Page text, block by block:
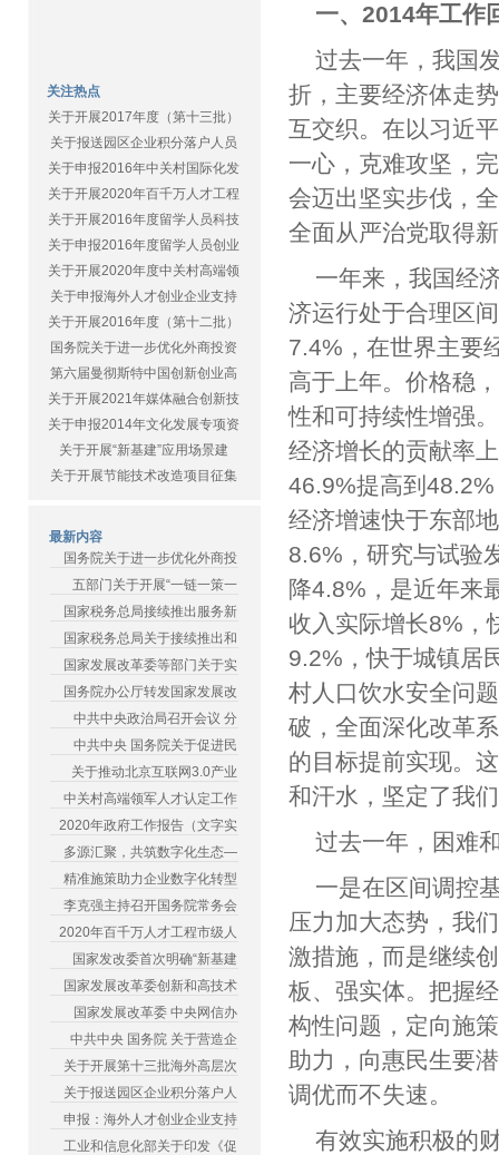
关注热点
关于开展2017年度（第十三批）
关于报送园区企业积分落户人员
关于申报2016年中关村国际化发
关于开展2020年百千万人才工程
关于开展2016年度留学人员科技
关于申报2016年度留学人员创业
关于开展2020年度中关村高端领
关于申报海外人才创业企业支持
关于开展2016年度（第十二批）
国务院关于进一步优化外商投资
第六届曼彻斯特中国创新创业高
关于开展2021年媒体融合创新技
关于申报2014年文化发展专项资
关于开展“新基建”应用场景建
关于开展节能技术改造项目征集
最新内容
国务院关于进一步优化外商投
五部门关于开展“一链一策一
国家税务总局接续推出服务新
国家税务总局关于接续推出和
国家发展改革委等部门关于实
国务院办公厅转发国家发展改
中共中央政治局召开会议 分
中共中央 国务院关于促进民
关于推动北京互联网3.0产业
中关村高端领军人才认定工作
2020年政府工作报告（文字实
多源汇聚，共筑数字化生态—
精准施策助力企业数字化转型
李克强主持召开国务院常务会
2020年百千万人才工程市级人
国家发改委首次明确“新基建
国家发展改革委创新和高技术
国家发展改革委 中央网信办
中共中央 国务院 关于营造企
关于开展第十三批海外高层次
关于报送园区企业积分落户人
申报：海外人才创业企业支持
工业和信息化部关于印发《促
一、2014年工作
过去一年，我国
折，主要经济体走
互交织。在以习近
一心，克难攻坚，
会迈出坚实步伐，
全面从严治党取得
一年来，我国经
济运行处于合理区
7.4%，在世界主要
高于上年。价格稳
性和可持续性增强
经济增长的贡献率
46.9%提高到
经济增速快于东部
8.6%，研究与试验
降4.8%，是近年来
收入实际增长8%，
9.2%，快于城镇居
村人口饮水安全问
破，全面深化改革
的目标提前实现。
和汗水，坚定了我
过去一年，困难
一是在区间调控
压力加大态势，我
激措施，而是继续
板、强实体。把握
构性问题，定向施
助力，向惠民生要
调优而不失速。
有效实施积极的